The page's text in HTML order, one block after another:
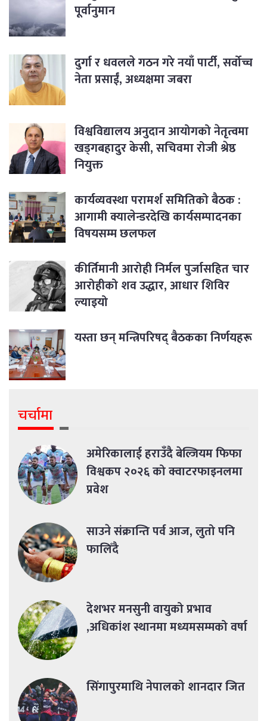
पूर्वानुमान
दुर्गा र धवलले गठन गरे नयाँ पार्टी, सर्वोच्च
नेता प्रसाईं, अध्यक्षमा जबरा
विश्वविद्यालय अनुदान आयोगको नेतृत्वमा
खड्गबहादुर केसी, सचिवमा रोजी श्रेष्ठ
नियुक्त
कार्यव्यवस्था परामर्श समितिको बैठक :
आगामी क्यालेन्डरदेखि कार्यसम्पादनका
विषयसम्म छलफल
कीर्तिमानी आरोही निर्मल पुर्जासहित चार
आरोहीको शव उद्धार, आधार शिविर
ल्याइयो
यस्ता छन् मन्त्रिपरिषद् बैठकका निर्णयहरू
चर्चामा
अमेरिकालाई हराउँदै बेल्जियम फिफा
विश्वकप २०२६ को क्वाटरफाइनलमा
प्रवेश
साउने संक्रान्ति पर्व आज, लुतो पनि
फालिँदै
देशभर मनसुनी वायुको प्रभाव
,अधिकांश स्थानमा मध्यमसम्मको वर्षा
सिंगापुरमाथि नेपालको शानदार जित